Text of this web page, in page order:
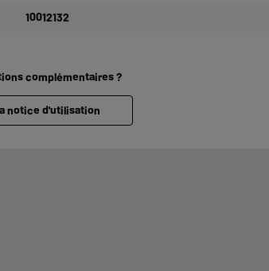
10012132
complémentaires ?
notice d'utilisation